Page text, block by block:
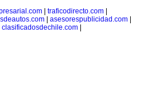
| traficodirecto.com|
| asesorespublicidad.com|
clasificadosdechile.com|